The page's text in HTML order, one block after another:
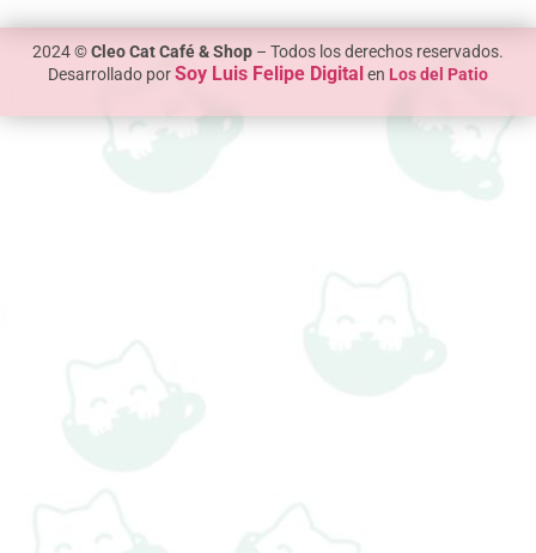
2024 ©Cleo Cat Café & Shop – Todos los derechos reservados.
Desarrollado porSoy Luis Felipe Digital en Los del Patio